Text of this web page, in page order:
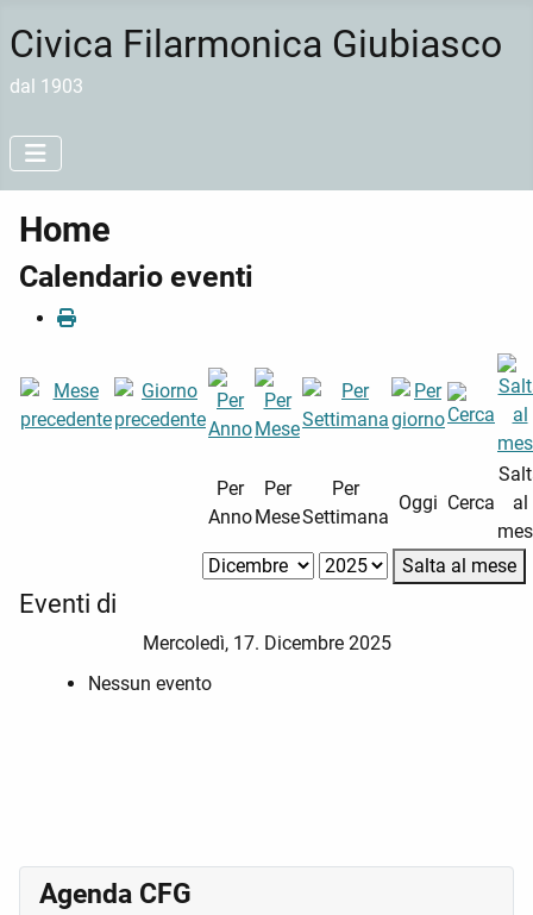
Civica Filarmonica Giubiasco
dal 1903
Home
Calendario eventi
Per
Anno
Per
Mese
Per
Settimana
Oggi Cerca
al
Salta al mese
Eventi di
Mercoledì, 17. Dicembre 2025
Nessun evento
Agenda CFG